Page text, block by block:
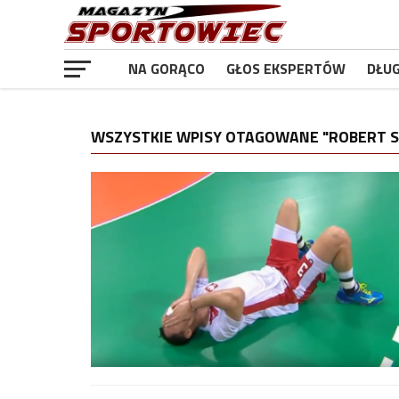
NA GORĄCO GŁOS EKSPERTÓW
WSZYSTKIE WPISY OTAGOWANE "ROBERT